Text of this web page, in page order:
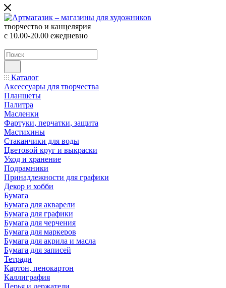
творчество и канцелярия
с 10.00-20.00 ежедневно
Каталог
Аксессуары для творчества
Планшеты
Палитра
Масленки
Фартуки, перчатки, защита
Мастихины
Стаканчики для воды
Цветовой круг и выкраски
Уход и хранение
Подрамники
Принадлежности для графики
Декор и хобби
Бумага
Бумага для акварели
Бумага для графики
Бумага для черчения
Бумага для маркеров
Бумага для акрила и масла
Бумага для записей
Тетради
Картон, пенокартон
Каллиграфия
Перья и держатели